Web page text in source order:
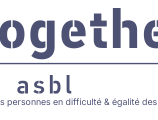
personnes en difficulté & égalité